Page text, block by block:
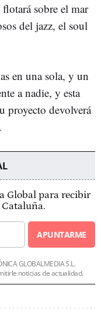
sobre el mar
del jazz, el soul
en una sola, y un
a nadie, y esta
proyecto devolverá
Global para recibir
APUNTARME
GLOBALMEDIA S.L.
noticias de actualidad.